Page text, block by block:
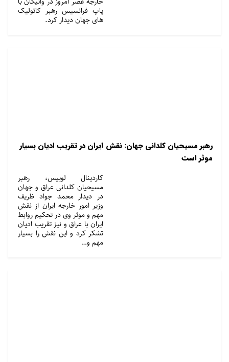
پاپ فرانسیس رهبر کاتولیک
های جهان دیدار کرد.
رهبر مسیحیان کلدانی جهان: نقش ایران در تقریب ادیان بسیار
موثر است
کاردینال لوییس، رهبر
مسیحیان کلدانی عراق و جهان
در دیدار محمد جواد ظریف
وزیر امور خارجه ایران از نقش
مهم و موثر وی در تحکیم روابط
ایران با عراق و نیز تقریب ادیان
تشکر کرد و این نقش را بسیار
مهم و…